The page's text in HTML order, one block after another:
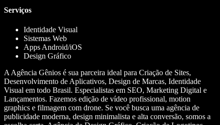
Serviços
Identidade Visual
Sistemas Web
Apps Android/iOS
Design Gráfico
A Agência Gênios é sua parceira ideal para Criação de Sites,
Desenvolvimento de Aplicativos, Design de Marcas, Identidade
Visual em todo Brasil. Especialistas em SEO, Marketing Digital e
Lançamentos. Fazemos edição de vídeo profissional, motion
graphics e filmagem com drone. Se você busca uma agência de
publicidade moderna, design minimalista e alta conversão, somos a